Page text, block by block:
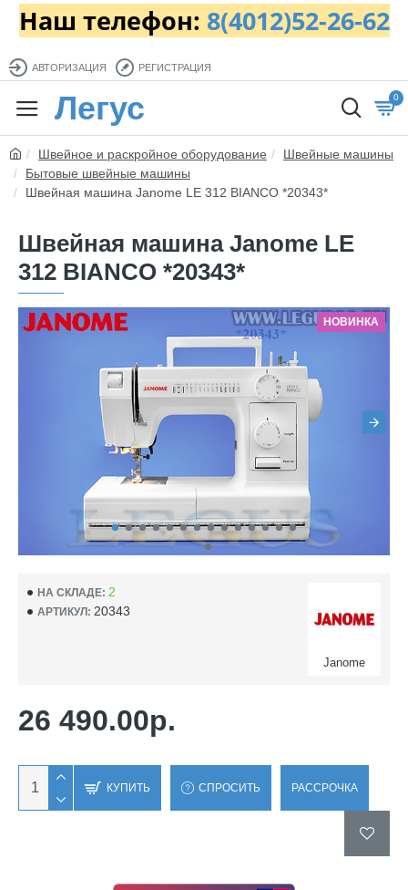
Наш телефон: 8(4012)52-26-62
АВТОРИЗАЦИЯ РЕГИСТРАЦИЯ
Легус 0
Швейное и раскройное оборудование
Швейные машины
Бытовые швейные машины
Швейная машина Janome LE 312 BIANCO *20343*
Швейная машина Janome LE
312 BIANCO *20343*
НОВИНКА
НА СКЛАДЕ: 2
АРТИКУЛ: 20343
Janome
26 490.00р.
КУПИТЬ СПРОСИТЬ РАССРОЧКА